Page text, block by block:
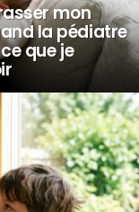
mon
la pédiatre
que je